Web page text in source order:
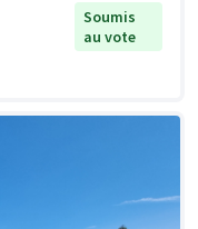
Soumis
au vote